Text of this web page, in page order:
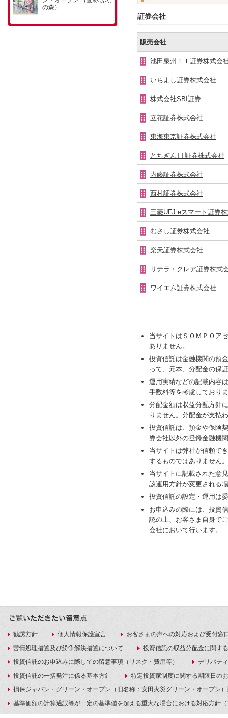
証券会社
販売会社
池田泉州ＴＴ証券株式会
いちよし証券株式会社
株式会社SBI証券
立花証券株式会社
東海東京証券株式会社
とちぎんTT証券株式会社
内藤証券株式会社
西村証券株式会社
三菱UFJ eスマート証券
むさし証券株式会社
楽天証券株式会社
リテラ・クレア証券株式
ワイエム証券株式会社
当サイトはＳＯＭＰＯア
ありません。
投資信託は金融機関の預
って、元本、分配金の保
運用実績などの記載内容
手数料等を考慮しており
分配金額は収益分配方針
りません。分配金が支払
投資信託は、預金や保険
券会社以外の登録金融機
当サイトは弊社が信頼で
するものではありません
当サイトに記載された意
該運用方針が変更される
投資信託の設定・運用は
お申込みの際には、投資
認の上、お客さま自身で
会社において行います。
勧誘方針 個人情報保護宣言
お客さまの声への対応および受付窓
苦情処理措置及び紛争解決措置について
投資信託の収益分配金に関す
投資信託のお申込みに際しての留意事項（リスク・費用等）
デリバテ
投資信託の一括発注に係る基本方針
特定投資家制度に関する期限日の
損保ジャパン・グリーン・オープン（旧名称：安田火災グリーン・オープン
基準価額の計算過誤等が一定の基準値を超える重大な場合における対応方針